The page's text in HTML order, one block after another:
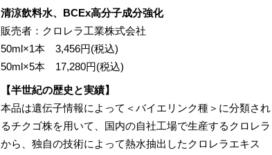
清涼飲料水、BCEx高分子成分強化
販売者：クロレラ工業株式会社
50ml×1本 3,456円(税込)
50ml×5本 17,280円(税込)
【半世紀の歴史と実績】
本品は遺伝子情報によって＜バイエリンク種＞に分類され
るチクゴ株を用いて、国内の自社工場で生産するクロレラ
から、独自の技術によって熱水抽出したクロレラエキス